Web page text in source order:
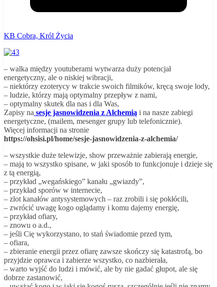
KB Cobra, Król Życia
– walka między youtuberami wytwarza duży potencjał
energetyczny, ale o niskiej wibracji,
– niektórzy ezoterycy w trakcie swoich filmików, kręcą swoje lody,
– ludzie, którzy mają optymalny przepływ z nami,
– optymalny skutek dla nas i dla Was,
Zapisy na sesje jasnowidzenia z Alchemią i na nasze zabiegi
energetyczne, (mailem, mesenger grupy lub telefonicznie).
Więcej informacji na stronie
https://ohsisi.pl/home/sesje-jasnowidzenia-z-alchemia/
– wszystkie duże telewizje, show przeważnie zabierają energie,
– mają to wszystko spisane, w jaki sposób to funkcjonuje i dzieje się
z tą energią,
– przykład „wegańskiego” kanału „gwiazdy”,
– przykład sporów w internecie,
– zlot kanałów antysystemowych – raz zrobili i się pokłócili,
– zwrócić uwagę kogo oglądamy i komu dajemy energię,
– przykład ofiary,
– znowu o a.d.,
– jeśli Cię wykorzystano, to stań świadomie przed tym,
– ofiara,
– zbieranie energii przez ofiarę zawsze skończy się katastrofą, bo
przyjdzie oprawca i zabierze wszystko, co nazbierała,
– warto wyjść do ludzi i mówić, ale by nie gadać głupot, ale się
dobrze zastanowić,